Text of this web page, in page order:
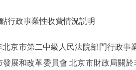
政事業性收費情況説明
市第二中級人民法院部門行政事
發展和改革委員會 北京市財政局關